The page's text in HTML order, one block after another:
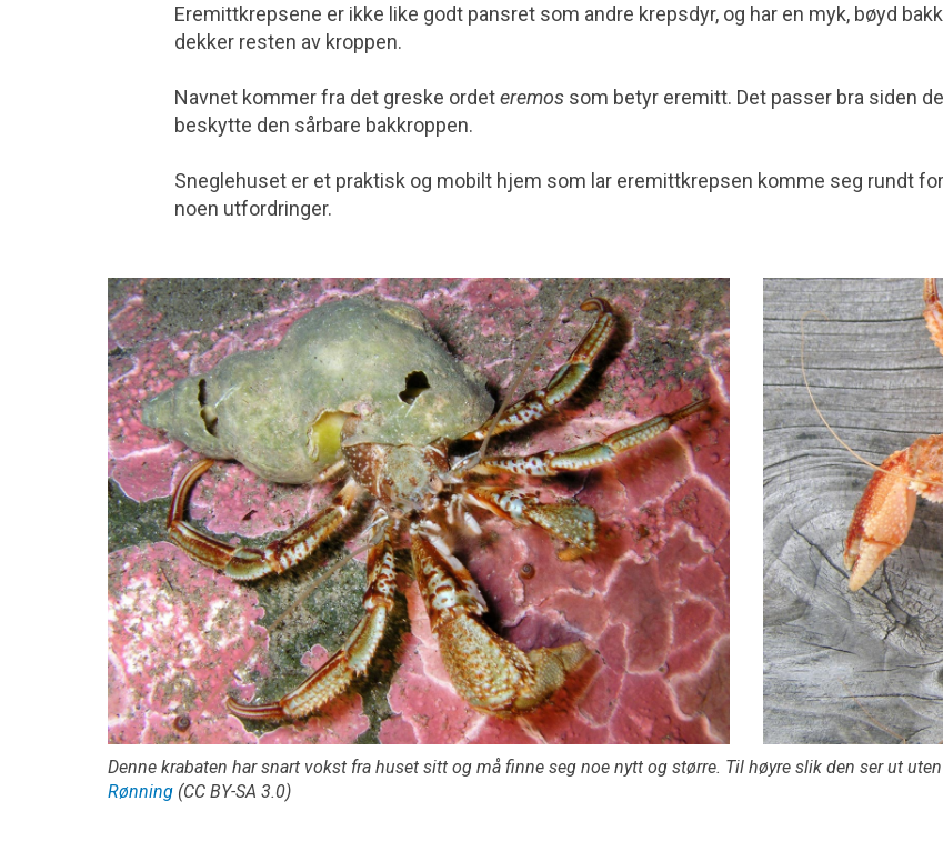
Eremittkrepsene er ikke like godt pansret som andre krepsdyr, og har en myk, bøyd
dekker resten av kroppen.
Navnet kommer fra det greske ordeteremos som betyr eremitt. Det passer bra siden
beskytte den sårbare bakkroppen.
Sneglehuset er et praktisk og mobilt hjem som lar eremittkrepsen komme seg rundt
noen utfordringer.
Denne krabaten har snart vokst fra huset sitt og må finne seg noe nytt og større. Til høyre slik den ser ut
Rønning (CC BY-SA 3.0)